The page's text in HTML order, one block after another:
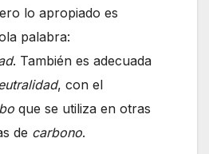
lo apropiado es
palabra:
. También es adecuada
, con el
que se utiliza en otras
de carbono.